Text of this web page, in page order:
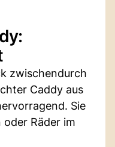
zwischendurch
Caddy aus
Sie
oder Räder im